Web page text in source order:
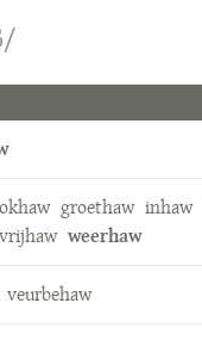
groethaw inhaw
vrijhaw weerhaw
veurbehaw